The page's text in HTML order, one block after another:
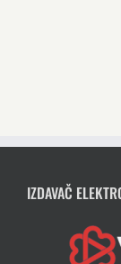
IZDAVAČ